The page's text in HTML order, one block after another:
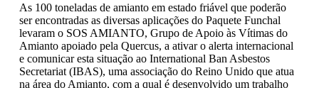
As 100 toneladas de amianto em estado friável que poderão
ser encontradas as diversas aplicações do Paquete Funchal
levaram o SOS AMIANTO, Grupo de Apoio às Vítimas do
Amianto apoiado pela Quercus, a ativar o alerta internacional
e comunicar esta situação ao International Ban Asbestos
Secretariat (IBAS), uma associação do Reino Unido que atua
na área do Amianto, com a qual é desenvolvido um trabalho